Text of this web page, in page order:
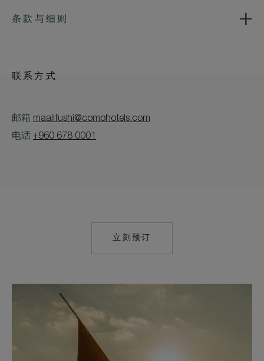
条款与细则
联系方式
邮箱 maalifushi@comohotels.com
电话 +960 678 0001
立刻预订
MAILTO: